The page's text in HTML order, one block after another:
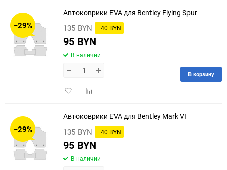
−29%
Автоковрики EVA для Bentley Flying Spur
135 BYN −40 BYN
95 BYN
В наличии
ДобавитьДобавить
В корзину
−29%
Автоковрики EVA для Bentley Mark VI
135 BYN −40 BYN
95 BYN
В наличии